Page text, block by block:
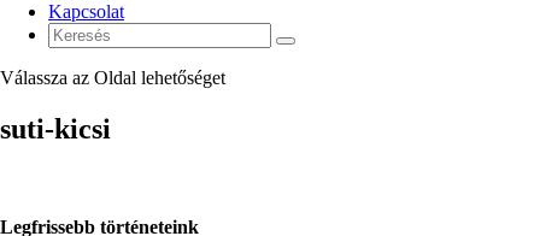
Kapcsolat
Válassza az Oldal lehetőséget
suti-kicsi
Legfrissebb történeteink